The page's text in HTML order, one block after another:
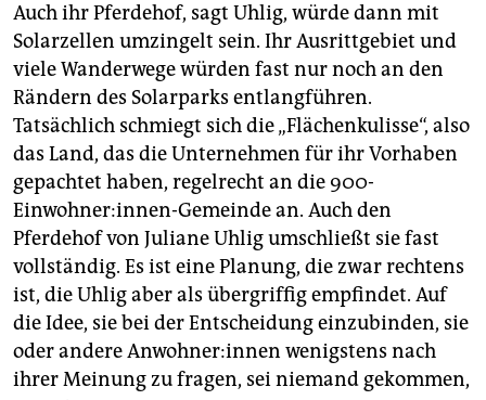
Auch ihr Pferdehof, sagt Uhlig, würde dann mit
Solarzellen umzingelt sein. Ihr Ausrittgebiet und
viele Wanderwege würden fast nur noch an den
Rändern des Solarparks entlangführen.
Tatsächlich schmiegt sich die „Flächenkulisse“, also
das Land, das die Unternehmen für ihr Vorhaben
gepachtet haben, regelrecht an die 900-
Einwohner:innen-Gemeinde an. Auch den
Pferdehof von Juliane Uhlig umschließt sie fast
vollständig. Es ist eine Planung, die zwar rechtens
ist, die Uhlig aber als übergriffig empfindet. Auf
die Idee, sie bei der Entscheidung einzubinden, sie
oder andere An­woh­ne­r:in­nen wenigstens nach
ihrer Meinung zu fragen, sei niemand gekommen,